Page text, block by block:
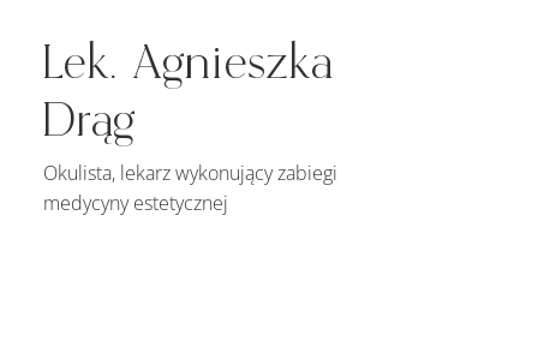
Lek. Agnieszka
Drąg
Okulista, lekarz wykonujący zabiegi
medycyny estetycznej